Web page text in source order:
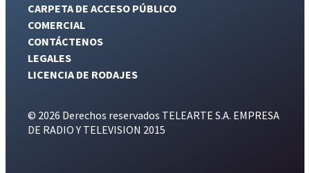
CARPETA DE ACCESO PÚBLICO
COMERCIAL
CONTÁCTENOS
LEGALES
LICENCIA DE RODAJES
© 2026 Derechos reservados TELEARTE S.A. EMPRESA
DE RADIO Y TELEVISION 2015